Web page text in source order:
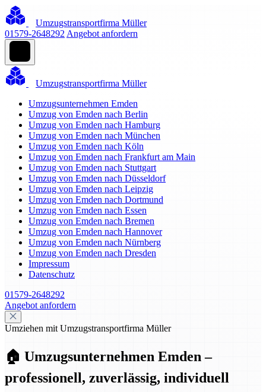
Umzugstransportfirma Müller
01579-2648292 Angebot anfordern
Umzugstransportfirma Müller
Umzugsunternehmen Emden
Umzug von Emden nach Berlin
Umzug von Emden nach Hamburg
Umzug von Emden nach München
Umzug von Emden nach Köln
Umzug von Emden nach Frankfurt am Main
Umzug von Emden nach Stuttgart
Umzug von Emden nach Düsseldorf
Umzug von Emden nach Leipzig
Umzug von Emden nach Dortmund
Umzug von Emden nach Essen
Umzug von Emden nach Bremen
Umzug von Emden nach Hannover
Umzug von Emden nach Nürnberg
Umzug von Emden nach Dresden
Impressum
Datenschutz
01579-2648292
Angebot anfordern
Umziehen mit Umzugstransportfirma Müller
🏠 Umzugsunternehmen Emden –
professionell, zuverlässig, individuell